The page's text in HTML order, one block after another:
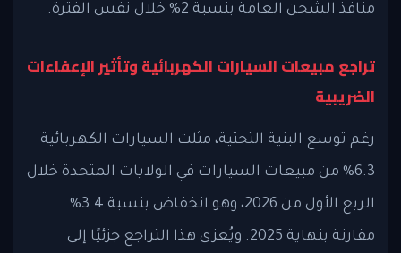
منافذ الشحن العامة بنسبة 2% خلال نفس الفترة.
تراجع مبيعات السيارات الكهربائية وتأثير الإعفاءات
الضريبية
رغم توسع البنية التحتية، مثلت السيارات الكهربائية
6.3% من مبيعات السيارات في الولايات المتحدة خلال
الربع الأول من 2026، وهو انخفاض بنسبة 3.4%
مقارنة بنهاية 2025. ويُعزى هذا التراجع جزئيًا إلى